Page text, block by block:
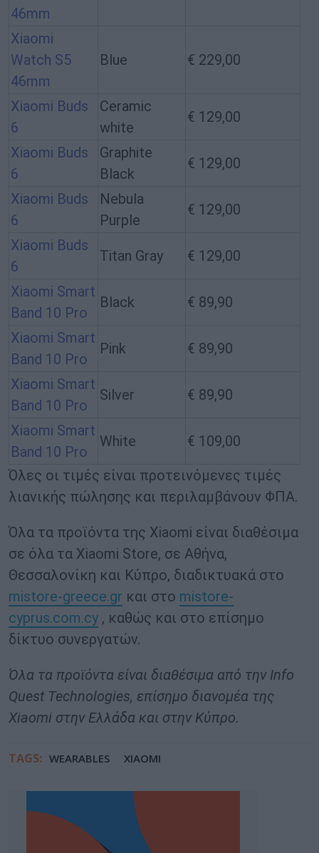
46mm
Xiaomi
Watch S5
46mm
Blue € 229,00
Xiaomi Buds
6
Ceramic
white
€ 129,00
Xiaomi Buds
6
Graphite
Black
€ 129,00
Xiaomi Buds
6
Nebula
Purple
€ 129,00
Xiaomi Buds
6
Titan Gray € 129,00
Xiaomi Smart
Band 10 Pro
Black € 89,90
Xiaomi Smart
Band 10 Pro
Pink € 89,90
Xiaomi Smart
Band 10 Pro
Silver € 89,90
Xiaomi Smart
Band 10 Pro
White
€ 109,00
Όλες οι τιμές είναι προτεινόμενες τιμές
λιανικής πώλησης και περιλαμβάνουν ΦΠΑ.
Όλα τα προϊόντα της Xiaomi είναι διαθέσιμα
σε όλα τα Xiaomi Store, σε Αθήνα,
Θεσσαλονίκη και Κύπρο, διαδικτυακά στο
mistore-greece.gr και στο mistore-
cyprus.com.cy , καθώς και στο επίσημο
δίκτυο συνεργατών.
Όλα τα προϊόντα είναι διαθέσιμα από την Info
Quest Technologies, επίσημο διανομέα της
Xiaomi στην Ελλάδα και στην Κύπρο.
TAGS: WEARABLES XIAOMI